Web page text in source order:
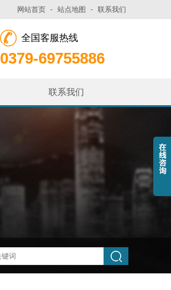
网站首页 - 站点地图 - 联系我们
全国客服热线
0379-69755886
联系我们